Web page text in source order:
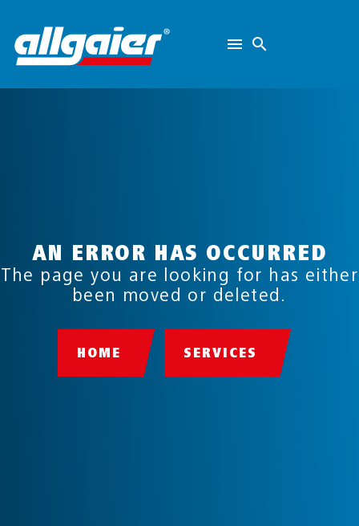
AN ERROR HAS OCCURRED
The page you are looking for has either
been moved or deleted.
HOME SERVICES